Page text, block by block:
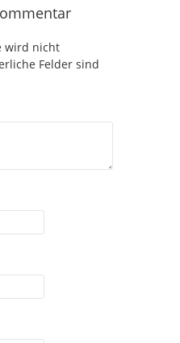
wird nicht
Felder sind